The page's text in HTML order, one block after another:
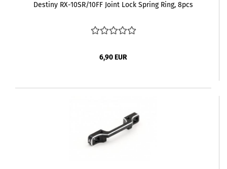
Destiny RX-10SR/10FF Joint Lock Spring Ring, 8pcs
6,90 EUR